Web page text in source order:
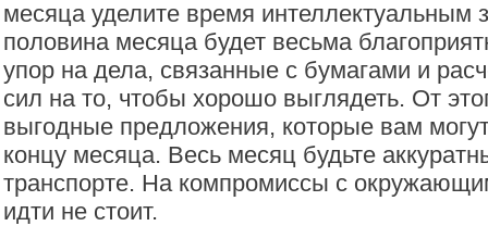
месяца уделите время интеллектуальным
половина месяца будет весьма
упор на дела, связанные с бумагами и
сил на то, чтобы хорошо выглядеть. От
выгодные предложения, которые вам
концу месяца. Весь месяц будьте
транспорте. На компромиссы с
идти не стоит.